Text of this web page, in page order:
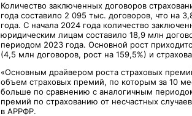
Количество заключенных договоров
года составило 2 095 тыс. договоров, что
года. С начала 2024 года количество
юридическим лицам составило 18,9 млн
периодом 2023 года. Основной рост
(4,5 млн договоров, рост на 159,5%) и
«Основным драйвером роста страховых
объем страховых премий, по которым за 10
больше по сравнению с аналогичным
премий по страхованию от несчастных
в АРРФР.